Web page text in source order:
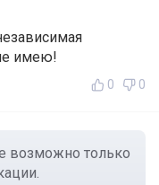
имею!
0 0
возможно только